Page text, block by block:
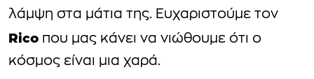
λάμψη στα μάτια της. Ευχαριστούμε τον
Rico που μας κάνει να νιώθουμε ότι ο
κόσμος είναι μια χαρά.